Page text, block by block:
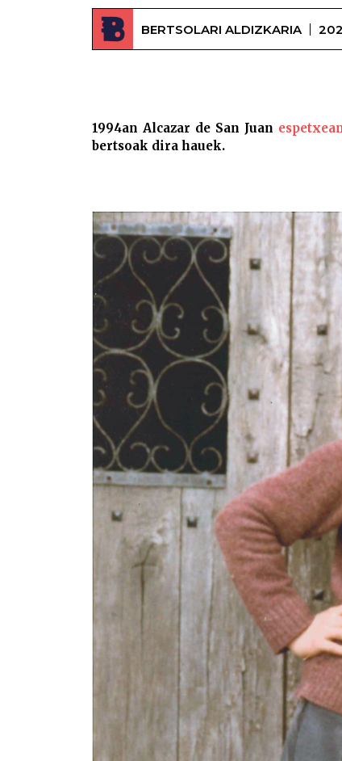
BERTSOLARI ALDIZKARIA
1994an Alcazar de San Juan
bertsoak dira hauek.